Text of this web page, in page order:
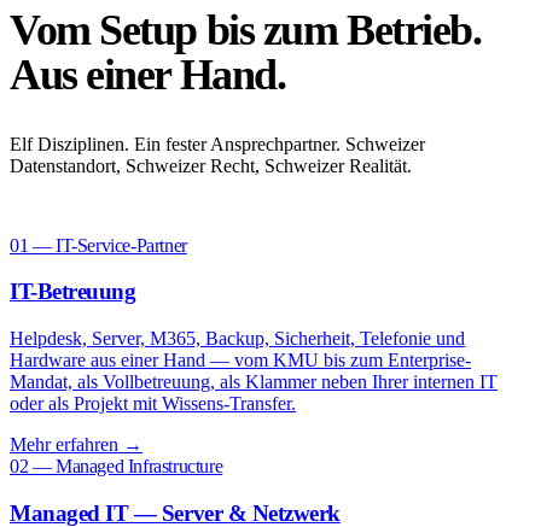
Vom Setup bis zum Betrieb.
Aus einer Hand.
Elf Disziplinen. Ein fester Ansprechpartner. Schweizer
Datenstandort, Schweizer Recht, Schweizer Realität.
01 — IT-Service-Partner
IT-Betreuung
Helpdesk, Server, M365, Backup, Sicherheit, Telefonie und
Hardware aus einer Hand — vom KMU bis zum Enterprise-
Mandat, als Vollbetreuung, als Klammer neben Ihrer internen IT
oder als Projekt mit Wissens-Transfer.
Mehr erfahren →
02 — Managed Infrastructure
Managed IT — Server & Netzwerk